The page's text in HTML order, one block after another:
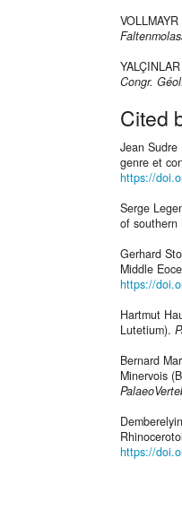
Congr.
Cited
Jean Sudre
genre et
https://
Serge
of
Gerhard
Middle
https://
Hartmut
Lutetium).
Bernard
Minervois
https://